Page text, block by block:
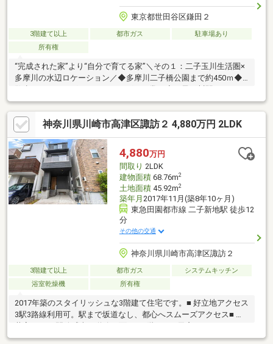
東京都世田谷区鎌田２
3階建て以上 都市ガス
駐車場あり
所有権
“完成された家”より“自分で育てる家”＼その１：二子玉川生活圏×
多摩川の水辺ロケーション／◆多摩川二子橋公園まで約450ｍ◆
約7分◆羽田空港直通バス利用可能「都市利便」と「自然のゆと
り」を両得したい方にフィットする立地♪＼その２：DIY・リノベ
前提だから面白い／建物はリフォーム前提。だからこそ、◆自分
好みに住まいを育てたい◆素材感のある中古戸建を探している◆
住まいづくりそのものを楽しみたいそんな方に魅力的な4000万円
台で始める二子玉川ライフ（※風致地区の建蔽率・壁面後退基準
に不適合あり）
神奈川県川崎市高津区諏訪２ 4,880万円 2LDK
4,880万円
間取り 2LDK
建物面積68.76m2
土地面積45.92m2
築年月 2017年11月(築8年10ヶ月)
東急田園都市線 二子新地駅 徒歩12
分
その他の交通
神奈川県川崎市高津区諏訪２
3階建て以上 都市ガス
システムキッチン
浴室乾燥機
所有権
2017年築のスタイリッシュな3階建て住宅です。■ 好立地アクセス
3駅3路線利用可。駅まで坂道なし、都心へスムーズアクセス■ 天
自然光が降り注ぎます。■ ON/OFFを分けるフレキシブルな間取り